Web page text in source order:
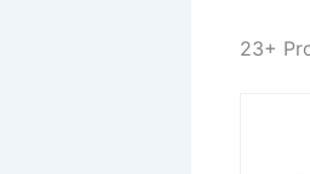
23+